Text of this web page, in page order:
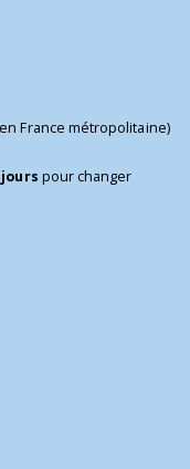
France métropolitaine)
jours pour changer